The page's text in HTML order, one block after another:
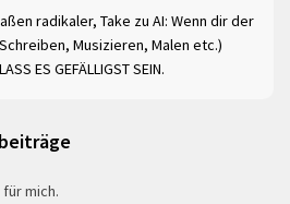
radikaler, Take zu AI: Wenn dir der
Musizieren, Malen etc.)
ES GEFÄLLIGST SEIN.
mich.